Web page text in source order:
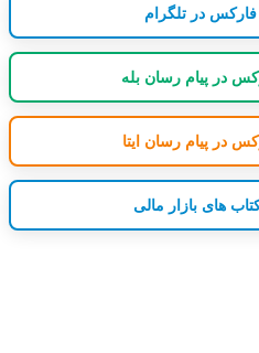
در تلگرام
در پیام رسان بله
در پیام رسان ایتا
های بازار مالی